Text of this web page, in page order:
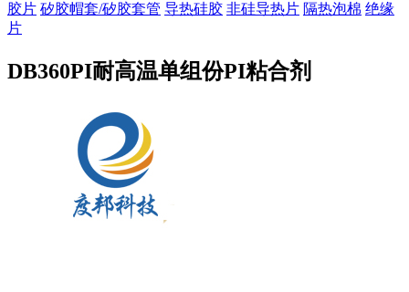
胶片 矽胶帽套/矽胶套管 导热硅胶 非硅导热片 隔热泡棉 绝缘
片
DB360PI耐高温单组份PI粘合剂